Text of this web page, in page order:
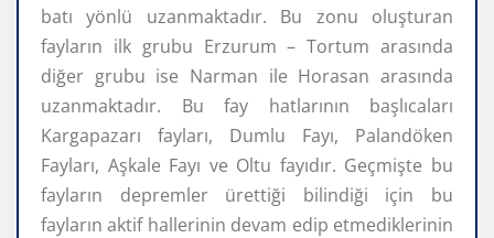
batı yönlü uzanmaktadır. Bu zonu oluşturan
fayların ilk grubu Erzurum – Tortum arasında
diğer grubu ise Narman ile Horasan arasında
uzanmaktadır. Bu fay hatlarının başlıcaları
Kargapazarı fayları, Dumlu Fayı, Palandöken
Fayları, Aşkale Fayı ve Oltu fayıdır. Geçmişte bu
fayların depremler ürettiği bilindiği için bu
fayların aktif hallerinin devam edip etmediklerinin